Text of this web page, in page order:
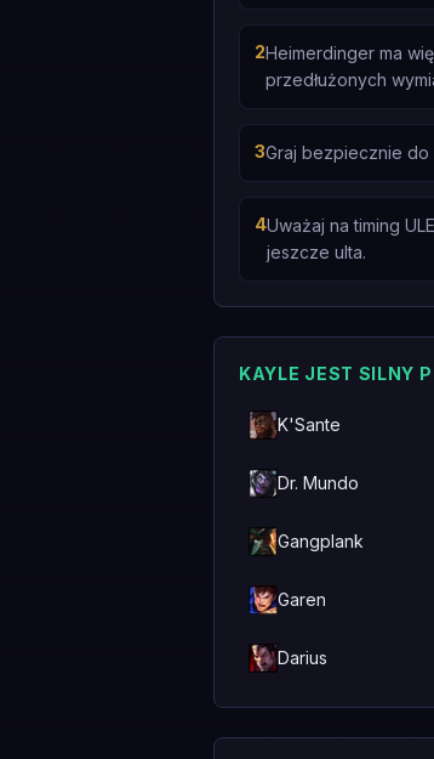
2Heimerdinger ma
przedłużonych
3Graj bezpiecznie
4Uważaj na timing
jeszcze ulta.
KAYLE JEST SILNY
K'Sante
Dr. Mundo
Gangplank
Garen
Darius